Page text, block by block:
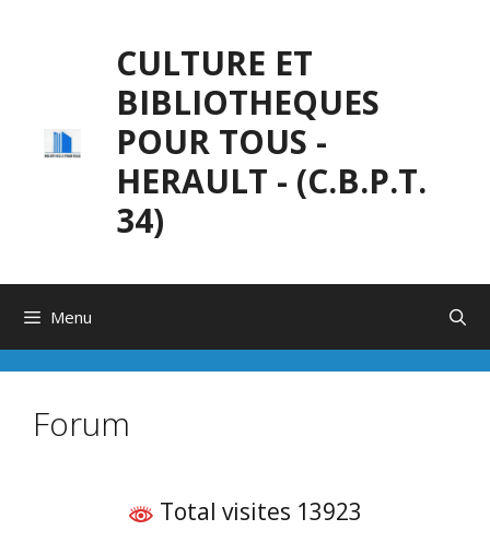
CULTURE ET
BIBLIOTHEQUES
POUR TOUS -
HERAULT - (C.B.P.T.
34)
Menu
Forum
Total visites 13923